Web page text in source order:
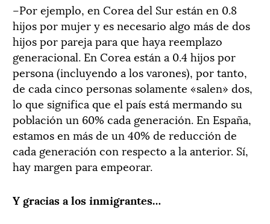
–Por ejemplo, en Corea del Sur están en 0.8
hijos por mujer y es necesario algo más de dos
hijos por pareja para que haya reemplazo
generacional. En Corea están a 0.4 hijos por
persona (incluyendo a los varones), por tanto,
de cada cinco personas solamente «salen» dos,
lo que significa que el país está mermando su
población un 60% cada generación. En España,
estamos en más de un 40% de reducción de
cada generación con respecto a la anterior. Sí,
hay margen para empeorar.
Y gracias a los inmigrantes…